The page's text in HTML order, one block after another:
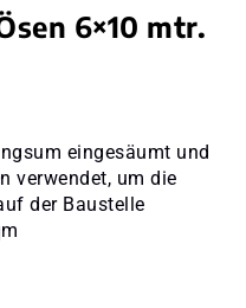
6×10 mtr.
eingesäumt und
verwendet, um die
der Baustelle